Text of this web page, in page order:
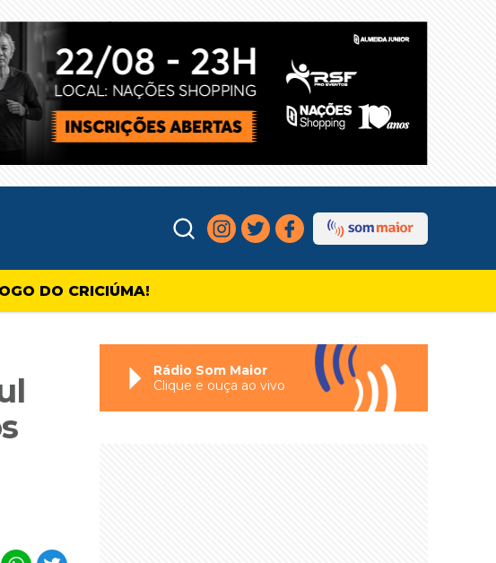
DO CRICIÚMA!
Rádio Som Maior
Clique e ouça ao vivo